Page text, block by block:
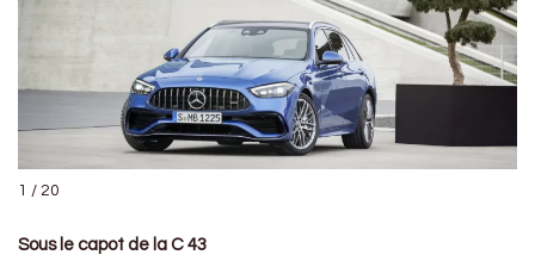
1 / 20
Sous le capot de la C 43